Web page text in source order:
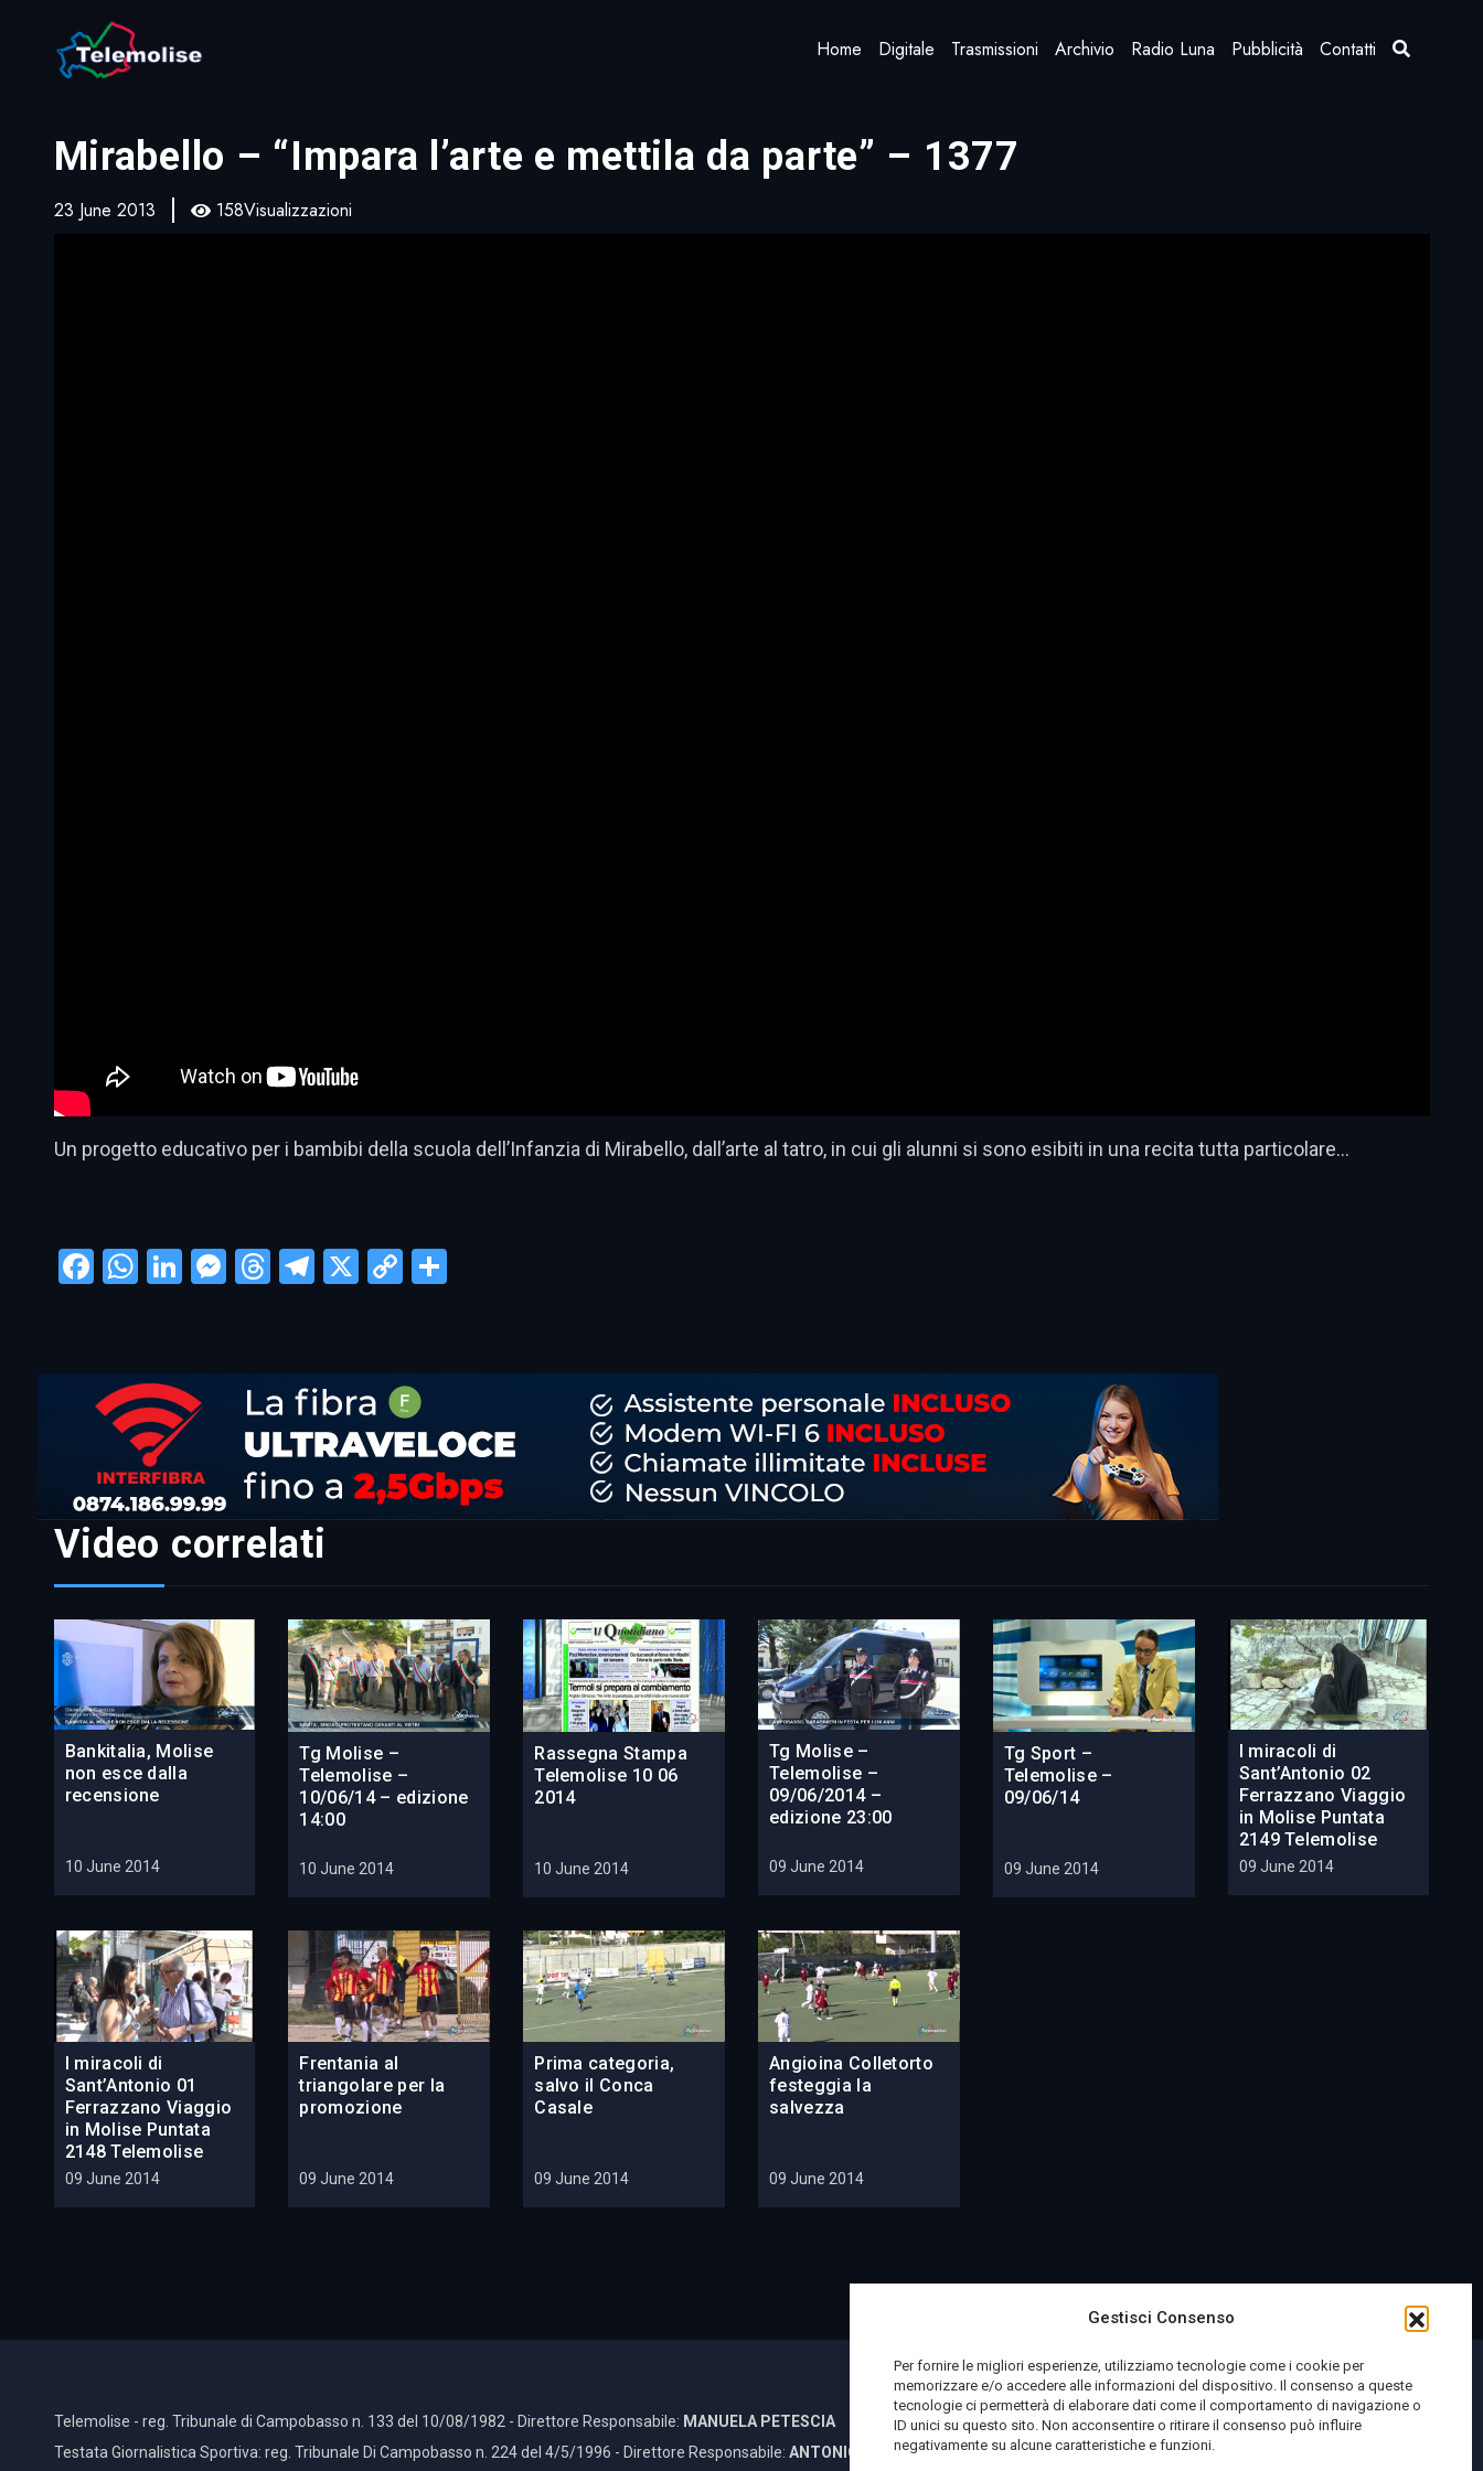
Gestisci Consenso
Per fornire le migliori esperienze, utilizziamo tecnologie come i cookie per
memorizzare e/o accedere alle informazioni del dispositivo. Il consenso a queste
tecnologie ci permetterà di elaborare dati come il comportamento di navigazione o
ID unici su questo sito. Non acconsentire o ritirare il consenso può influire
negativamente su alcune caratteristiche e funzioni.
Home Digitale Trasmissioni Archivio Radio Luna Pubblicità Contatti
Mirabello – “Impara l’arte e mettila da parte” – 1377
23 June 2013 158Visualizzazioni
Un progetto educativo per i bambibi della scuola dell’Infanzia di Mirabello, dall’arte al tatro, in cui gli alunni si sono esibiti in una recita tutta particolare…
Facebook
WhatsApp
LinkedIn
Messenger
Threads
Telegram
X CopyCondividi
Video correlati
Bankitalia, Molise
non esce dalla
recensione
10 June 2014
Tg Molise –
Telemolise –
10/06/14 – edizione
14:00
10 June 2014
Rassegna Stampa
Telemolise 10 06
2014
10 June 2014
Tg Molise –
Telemolise –
09/06/2014 –
edizione 23:00
09 June 2014
Tg Sport –
Telemolise –
09/06/14
09 June 2014
I miracoli di
Sant’Antonio 02
Ferrazzano Viaggio
in Molise Puntata
2149 Telemolise
09 June 2014
I miracoli di
Sant’Antonio 01
Ferrazzano Viaggio
in Molise Puntata
2148 Telemolise
09 June 2014
Frentania al
triangolare per la
promozione
09 June 2014
Prima categoria,
salvo il Conca
Casale
09 June 2014
Angioina Colletorto
festeggia la
salvezza
09 June 2014
Telemolise - reg. Tribunale di Campobasso n. 133 del 10/08/1982 - Direttore Responsabile: MANUELA PETESCIA
Testata Giornalistica Sportiva: reg. Tribunale Di Campobasso n. 224 del 4/5/1996 - Direttore Responsabile: ANTONIO DI LALLO